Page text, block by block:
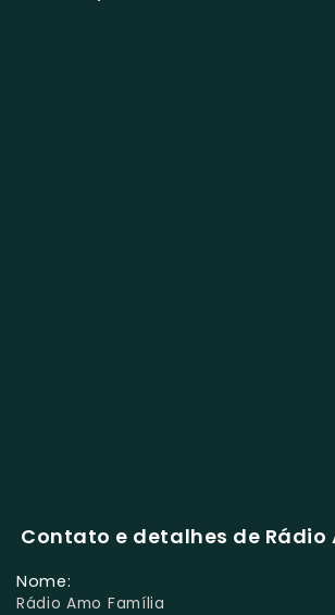
Contato e detalhes de Rádio
Nome:
Rádio Amo Família